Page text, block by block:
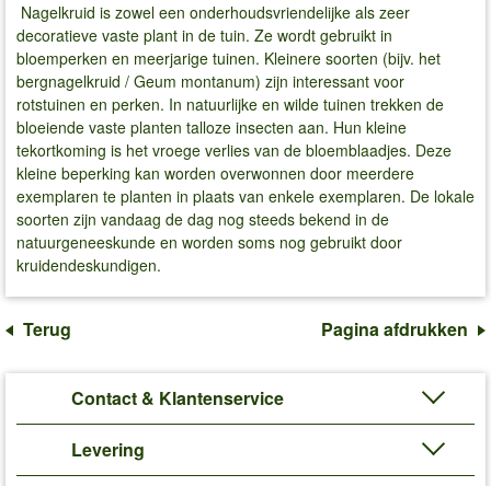
Nagelkruid is zowel een onderhoudsvriendelijke als zeer
decoratieve vaste plant in de tuin. Ze wordt gebruikt in
bloemperken en meerjarige tuinen. Kleinere soorten (bijv. het
bergnagelkruid / Geum montanum) zijn interessant voor
rotstuinen en perken. In natuurlijke en wilde tuinen trekken de
bloeiende vaste planten talloze insecten aan. Hun kleine
tekortkoming is het vroege verlies van de bloemblaadjes. Deze
kleine beperking kan worden overwonnen door meerdere
exemplaren te planten in plaats van enkele exemplaren. De lokale
soorten zijn vandaag de dag nog steeds bekend in de
natuurgeneeskunde en worden soms nog gebruikt door
kruidendeskundigen.
Terug Pagina afdrukken
Contact & Klantenservice
Levering